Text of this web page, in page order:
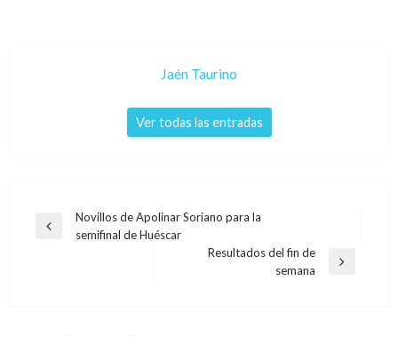
Jaén Taurino
Ver todas las entradas
Navegación
Entrada
Novillos de Apolinar Soriano para la
semifinal de Huéscar
Resultados del fin de
semana